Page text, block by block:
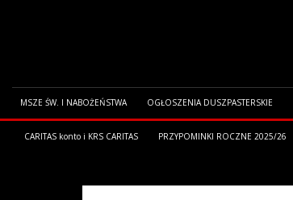
MSZE ŚW. I NABOŻEŃSTWA OGŁOSZENIA DUSZPASTERSKIE
CARITAS konto i KRS CARITAS PRZYPOMINKI ROCZNE 2025/26